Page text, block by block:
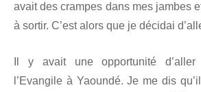
avait des crampes dans mes jambes
à sortir. C’est alors que je décidai
Il y avait une opportunité d’aller
l’Evangile à Yaoundé. Je me dis